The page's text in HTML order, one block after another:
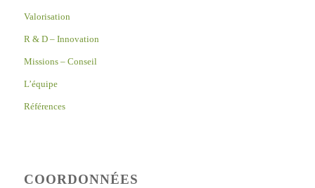
Valorisation
R & D – Innovation
Missions – Conseil
L’équipe
Références
COORDONNÉES